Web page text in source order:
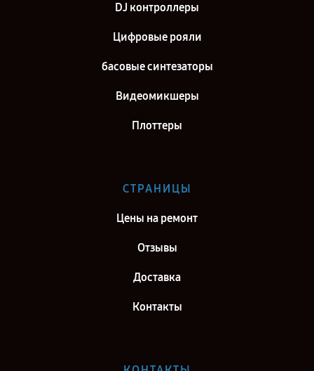
DJ контроллеры
Цифровые рояли
басовые синтезаторы
Видеомикшеры
Плоттеры
СТРАНИЦЫ
Цены на ремонт
Отзывы
Доставка
Контакты